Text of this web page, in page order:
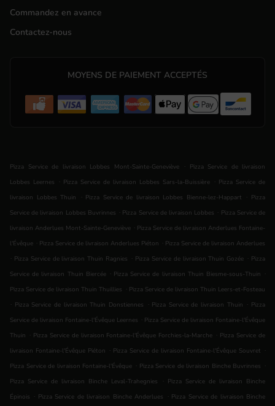
Commandez en avance
Contactez-nous
MOYENS DE PAIEMENT ACCEPTÉS
Pizza Service de livraison Lobbes Mont-Sainte-Geneviève . Pizza Service de livraison
Lobbes Leernes
. Pizza Service de livraison Lobbes Sars-la-Buissière . Pizza Service de
livraison Lobbes Thuin
. Pizza Service de livraison Lobbes Bienne-lez-Happart . Pizza
Service de livraison Lobbes Buvrinnes . Pizza Service de livraison Lobbes . Pizza Service de
livraison Anderlues Mont-Sainte-Geneviève . Pizza Service de livraison Anderlues Fontaine-
l'Évêque . Pizza Service de livraison Anderlues Piéton . Pizza Service de livraison Anderlues
. Pizza Service de livraison Thuin Ragnies . Pizza Service de livraison Thuin Gozée . Pizza
Service de livraison Thuin Biercée . Pizza Service de livraison Thuin Biesme-sous-Thuin .
Pizza Service de livraison Thuin Thuillies . Pizza Service de livraison Thuin Leers-et-Fosteau
. Pizza Service de livraison Thuin Donstiennes . Pizza Service de livraison Thuin . Pizza
Service de livraison Fontaine-l'Évêque Leernes . Pizza Service de livraison Fontaine-l'Évêque
Thuin . Pizza Service de livraison Fontaine-l'Évêque Forchies-la-Marche . Pizza Service de
livraison Fontaine-l'Évêque Piéton . Pizza Service de livraison Fontaine-l'Évêque Souvret .
Pizza Service de livraison Fontaine-l'Évêque . Pizza Service de livraison Binche Buvrinnes .
Pizza Service de livraison Binche Leval-Trahegnies
. Pizza Service de livraison Binche
Épinois . Pizza Service de livraison Binche Anderlues . Pizza Service de livraison Binche